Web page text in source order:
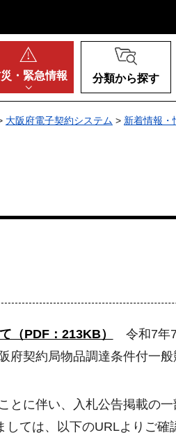
・ 緊急情報 分類から探す
大阪府電子契約システム > 新着情報・
（PDF：213KB）
令和7年7
契約局物品調達条件付一
に伴い、入札公告掲載の
ては、以下のURLよりご確